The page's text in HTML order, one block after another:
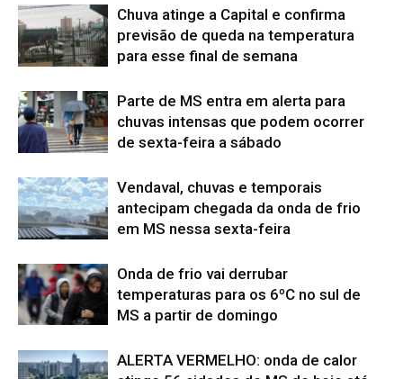
Chuva atinge a Capital e confirma
previsão de queda na temperatura
para esse final de semana
Parte de MS entra em alerta para
chuvas intensas que podem ocorrer
de sexta-feira a sábado
Vendaval, chuvas e temporais
antecipam chegada da onda de frio
em MS nessa sexta-feira
Onda de frio vai derrubar
temperaturas para os 6ºC no sul de
MS a partir de domingo
ALERTA VERMELHO: onda de calor